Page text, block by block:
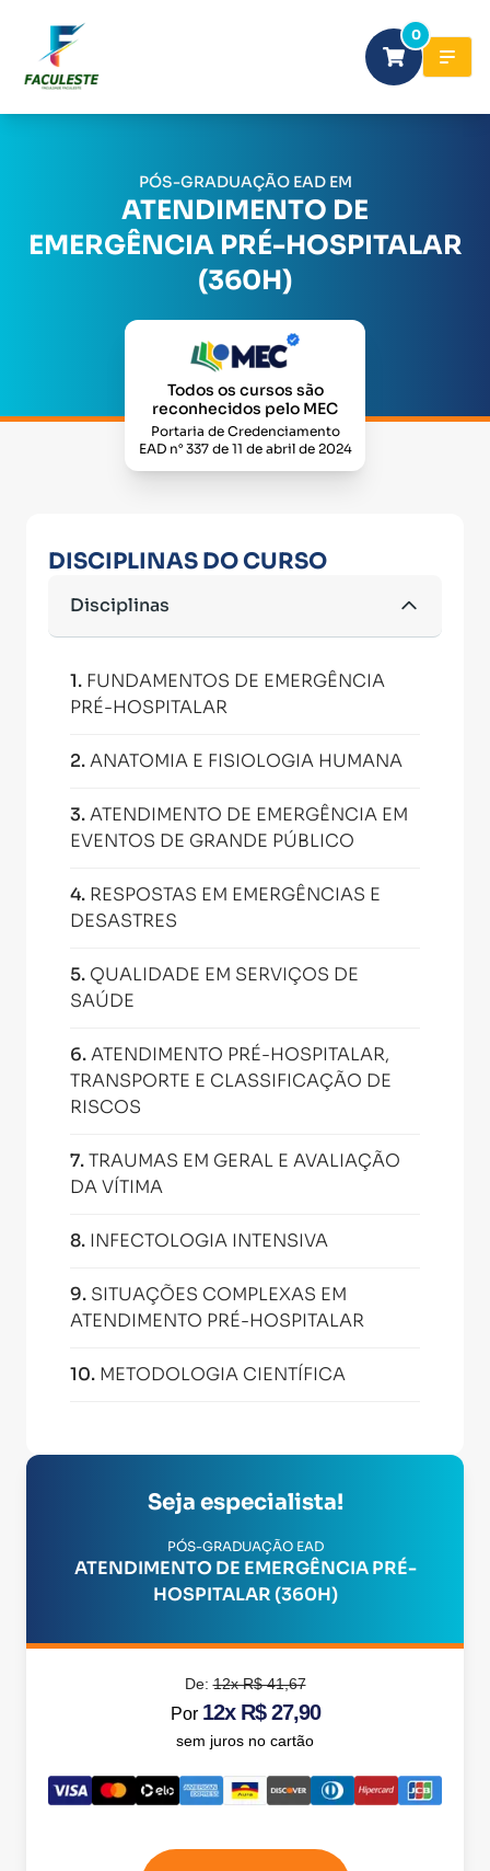
0
PÓS-GRADUAÇÃO EAD EM
ATENDIMENTO DE
EMERGÊNCIA PRÉ-HOSPITALAR
(360H)
Todos os cursos são
reconhecidos pelo MEC
Portaria de Credenciamento
EAD n° 337 de 11 de abril de 2024
DISCIPLINAS DO CURSO
Disciplinas
1. FUNDAMENTOS DE EMERGÊNCIA
PRÉ-HOSPITALAR
2.ANATOMIA E FISIOLOGIA HUMANA
3.ATENDIMENTO DE EMERGÊNCIA EM
EVENTOS DE GRANDE PÚBLICO
4. RESPOSTAS EM EMERGÊNCIAS E
DESASTRES
5. QUALIDADE EM SERVIÇOS DE
SAÚDE
6.ATENDIMENTO PRÉ-HOSPITALAR,
TRANSPORTE E CLASSIFICAÇÃO DE
RISCOS
7.TRAUMAS EM GERAL E AVALIAÇÃO
DA VÍTIMA
8. INFECTOLOGIA INTENSIVA
9. SITUAÇÕES COMPLEXAS EM
ATENDIMENTO PRÉ-HOSPITALAR
10. METODOLOGIA CIENTÍFICA
Seja especialista!
PÓS-GRADUAÇÃO EAD
ATENDIMENTO DE EMERGÊNCIA PRÉ-
HOSPITALAR (360H)
De:12x R$ 41,67
Por 12x R$ 27,90
sem juros no cartão